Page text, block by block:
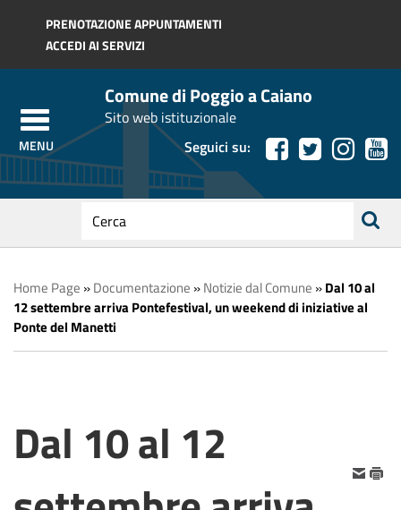
Regione Toscana
PRENOTAZIONE APPUNTAMENTI
ACCEDI AI SERVIZI
Comune di Poggio a Caiano
Sito web istituzionale
Seguici su:
testo
da
cercare
ricerca
Home Page »Documentazione »Notizie dal Comune »Dal 10 al
12 settembre arriva Pontefestival, un weekend di iniziative al
Ponte del Manetti
Dal 10 al 12